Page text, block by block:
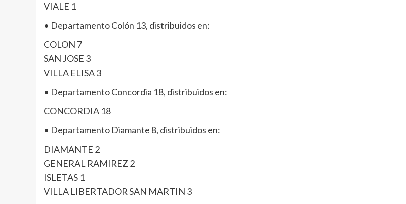
VIALE 1
• Departamento Colón 13, distribuidos en:
COLON 7
SAN JOSE 3
VILLA ELISA 3
• Departamento Concordia 18, distribuidos en:
CONCORDIA 18
• Departamento Diamante 8, distribuidos en:
DIAMANTE 2
GENERAL RAMIREZ 2
ISLETAS 1
VILLA LIBERTADOR SAN MARTIN 3